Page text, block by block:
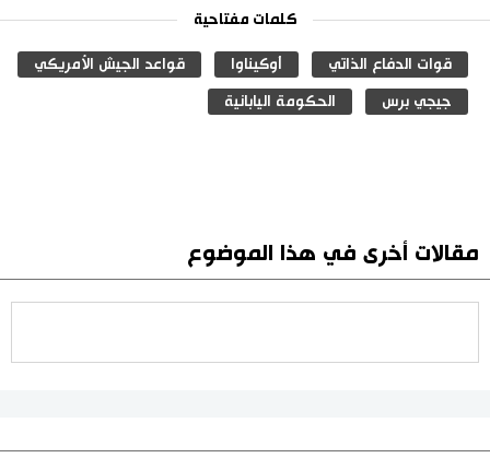
كلمات مفتاحية
قوات الدفاع الذاتي أوكيناوا قواعد الجيش الأمريكي
جيجي برس الحكومة اليابانية
مقالات أخرى في هذا الموضوع